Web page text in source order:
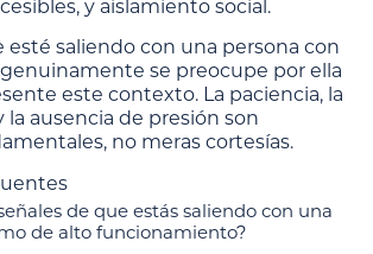
y aislamiento social.
esté saliendo con una persona con
se preocupe por ella
este contexto. La paciencia, la
la ausencia de presión son
no meras cortesías.
de que estás saliendo con una
de alto funcionamiento?